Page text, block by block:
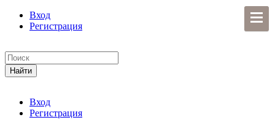
Вход
Регистрация
Вход
Регистрация